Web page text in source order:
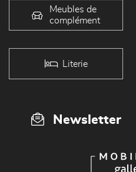
Meubles de
complément
Literie
Newsletter